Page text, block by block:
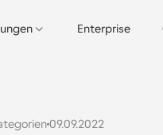
Enterprise
09.09.2022